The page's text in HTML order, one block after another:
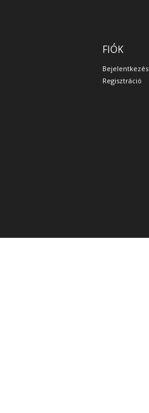
FIÓK
Bejelentkezés
Regisztráció